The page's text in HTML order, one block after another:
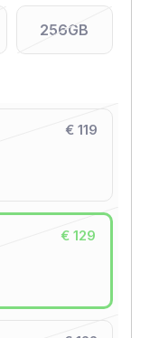
256GB
€ 119
€ 129